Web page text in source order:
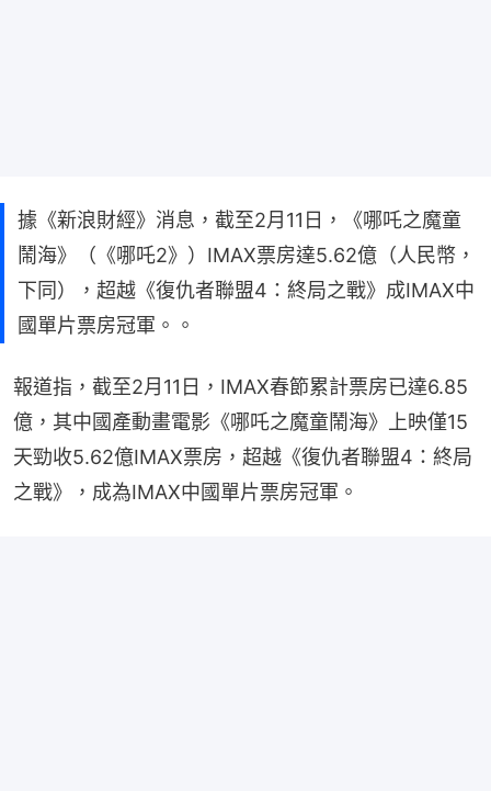
據《新浪財經》消息，截至2月11日，《哪吒之魔童
鬧海》（《哪吒2》）IMAX票房達5.62億（人民幣，
下同），超越《復仇者聯盟4：終局之戰》成IMAX中
國單片票房冠軍。。
報道指，截至2月11日，IMAX春節累計票房已達6.85
億，其中國產動畫電影《哪吒之魔童鬧海》上映僅15
天勁收5.62億IMAX票房，超越《復仇者聯盟4：終局
之戰》，成為IMAX中國單片票房冠軍。